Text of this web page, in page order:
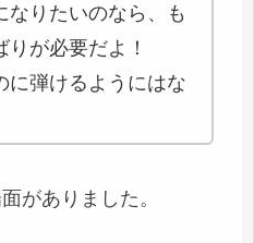
なりたいのなら、も
りが必要だよ！
に弾けるようにはな
がありました。